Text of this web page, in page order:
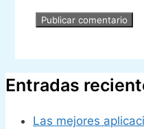
Entradas
Las mejores